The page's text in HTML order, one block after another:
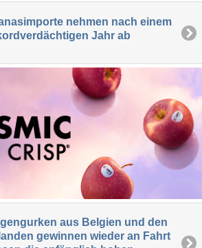
nehmen nach einem
Jahr ab
aus Belgien und den
gewinnen wieder an Fahrt